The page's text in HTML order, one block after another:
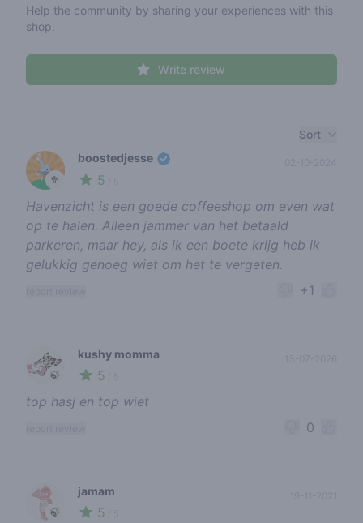
Help the community by sharing your experiences with this
shop.
Write review
Sort
🥦
boostedjesse
5
Havenzicht is een goede coffeeshop om even wat
op te halen. Alleen jammer van het betaald
parkeren, maar hey, als ik een boete krijg heb ik
gelukkig genoeg wiet om het te vergeten.
+1
🍃
kushy momma
5
13-07-2026
top hasj en top wiet
0
🍃
jamam
5